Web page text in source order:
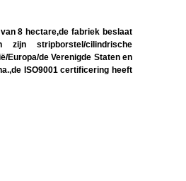
8 hectare,de fabriek beslaat
stripborstel/cilindrische
Europa/de Verenigde Staten en
ISO9001 certificering heeft